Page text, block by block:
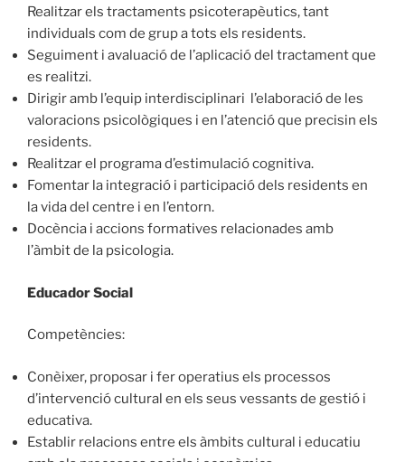
Realitzar els tractaments psicoterapèutics, tant
individuals com de grup a tots els residents.
Seguiment i avaluació de l’aplicació del tractament que
es realitzi.
Dirigir amb l’equip interdisciplinari l’elaboració de les
valoracions psicològiques i en l’atenció que precisin els
residents.
Realitzar el programa d’estimulació cognitiva.
Fomentar la integració i participació dels residents en
la vida del centre i en l’entorn.
Docència i accions formatives relacionades amb
l’àmbit de la psicologia.
Educador Social
Competències:
Conèixer, proposar i fer operatius els processos
d’intervenció cultural en els seus vessants de gestió i
educativa.
Establir relacions entre els àmbits cultural i educatiu